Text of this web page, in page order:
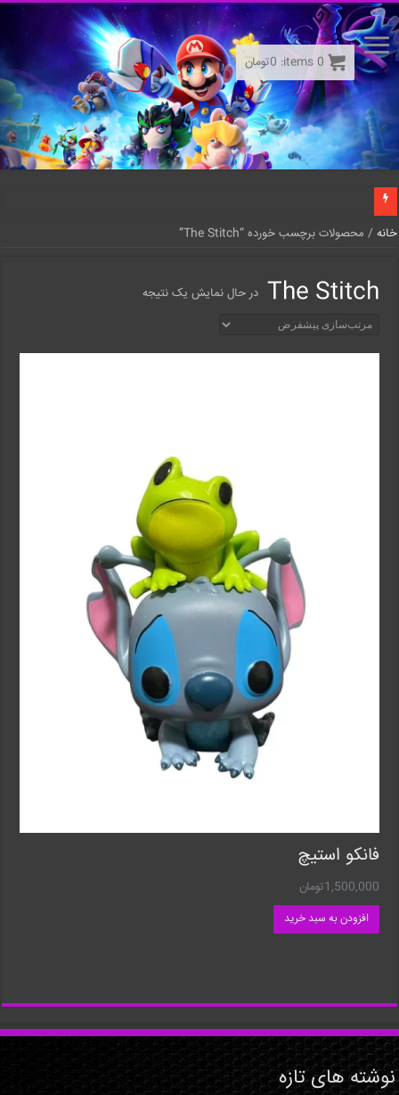
خانه / محصولات برچسب خورده “The Stitch”
The Stitch در حال نمایش یک نتیجه
فانکو استیچ
1,500,000تومان
افزودن به سبد خرید
نوشته های تازه
0
items:
0تومان